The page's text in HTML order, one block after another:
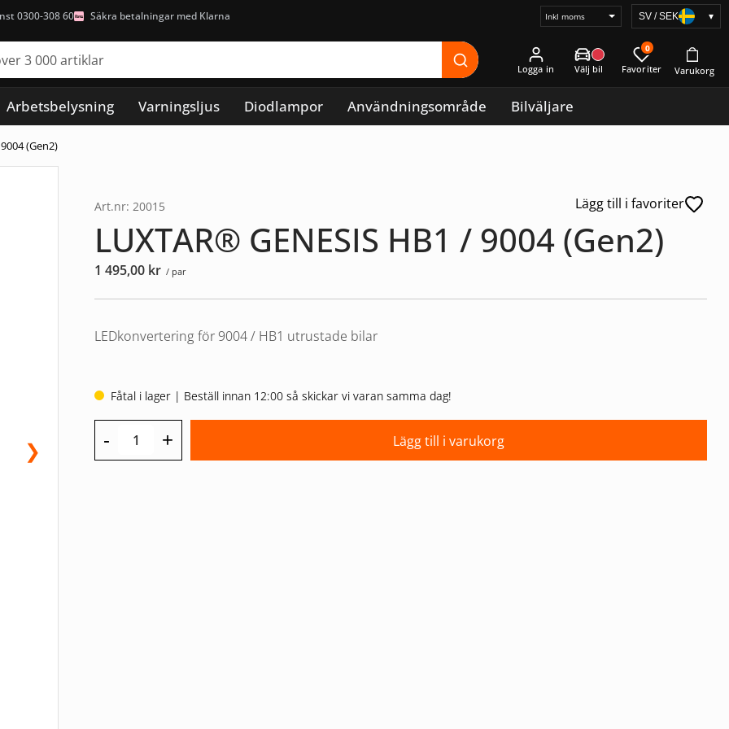
0300-308 60 Säkra betalningar med Klarna
Välj
SV / SEK ▾
Logga in
0
Arbetsbelysning Varningsljus Diodlampor Användningsområde Bilväljare
(Gen2)
❯
Lägg till i favoriter
Art.nr: 20015
LUXTAR® GENESIS HB1 / 9004 (Gen2)
1 495,00 kr / par
LEDkonvertering för 9004 / HB1 utrustade bilar
Fåtal i lager | Beställ innan 12:00 så skickar vi varan samma dag!
- + Lägg till i varukorg